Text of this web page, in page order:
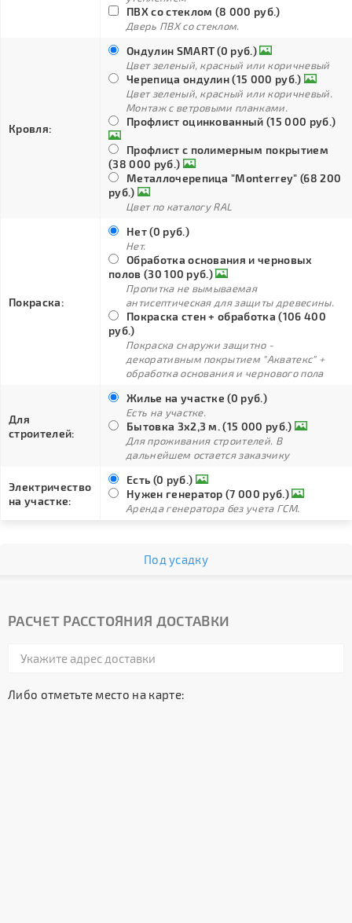
ПВХ со стеклом (8 000 руб.)
Дверь ПВХ со стеклом.
Кровля:
Ондулин SMART (0 руб.)
Цвет зеленый, красный или коричневый
Черепица ондулин (15 000 руб.)
Цвет зеленый, красный или коричневый.
Монтаж с ветровыми планками.
Профлист оцинкованный (15 000 руб.)
Профлист с полимерным покрытием
(38 000 руб.)
Металлочерепица "Monterrey" (68 200
руб.)
Цвет по каталогу RAL
Покраска:
Нет (0 руб.)
Нет.
Обработка основания и черновых
полов (30 100 руб.)
Пропитка не вымываемая
антисептическая для защиты древесины.
Покраска стен + обработка (106 400
руб.)
Покраска снаружи защитно -
декоративным покрытием "Акватекс" +
обработка основания и чернового пола
Для
строителей:
Жилье на участке (0 руб.)
Есть на участке.
Бытовка 3х2,3 м. (15 000 руб.)
Для проживания строителей. В
дальнейшем остается заказчику
Электричество
на участке:
Есть (0 руб.)
Нужен генератор (7 000 руб.)
Аренда генератора без учета ГСМ.
Под усадку
РАСЧЕТ РАССТОЯНИЯ ДОСТАВКИ
Либо отметьте место на карте: